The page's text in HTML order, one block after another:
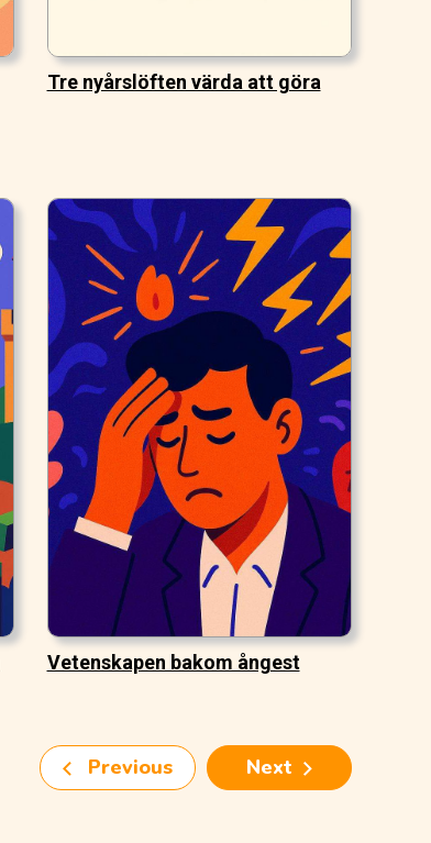
Tre nyårslöften värda att göra
Vetenskapen bakom ångest
Next
Previous